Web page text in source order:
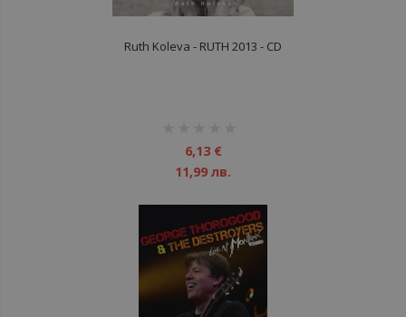
Ruth Koleva - RUTH 2013 - CD
6,13 €
11,99 лв.